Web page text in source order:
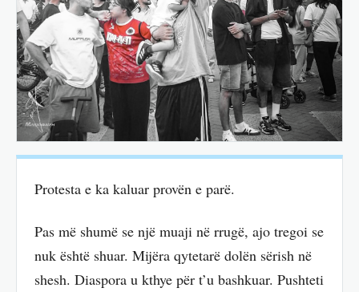
Protesta e ka kaluar provën e parë.
Pas më shumë se një muaji në rrugë, ajo tregoi se
nuk është shuar. Mijëra qytetarë dolën sërish në
shesh. Diaspora u kthye për t’u bashkuar. Pushteti